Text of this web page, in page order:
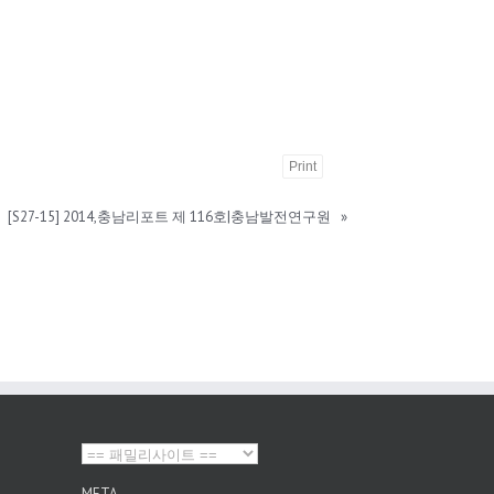
Print
[S27-15] 2014,충남리포트 제 116호|충남발전연구원 »